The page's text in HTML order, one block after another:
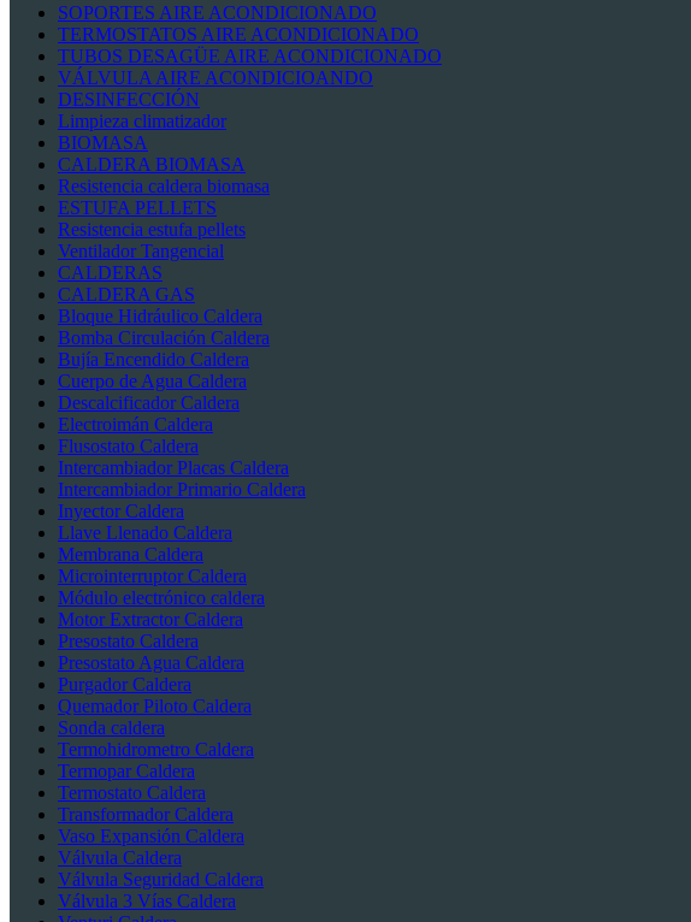
SOPORTES AIRE ACONDICIONADO
TERMOSTATOS AIRE ACONDICIONADO
TUBOS DESAGÜE AIRE ACONDICIONADO
VÁLVULA AIRE ACONDICIOANDO
DESINFECCIÓN
Limpieza climatizador
BIOMASA
CALDERA BIOMASA
Resistencia caldera biomasa
ESTUFA PELLETS
Resistencia estufa pellets
Ventilador Tangencial
CALDERAS
CALDERA GAS
Bloque Hidráulico Caldera
Bomba Circulación Caldera
Bujía Encendido Caldera
Cuerpo de Agua Caldera
Descalcificador Caldera
Electroimán Caldera
Flusostato Caldera
Intercambiador Placas Caldera
Intercambiador Primario Caldera
Inyector Caldera
Llave Llenado Caldera
Membrana Caldera
Microinterruptor Caldera
Módulo electrónico caldera
Motor Extractor Caldera
Presostato Caldera
Presostato Agua Caldera
Purgador Caldera
Quemador Piloto Caldera
Sonda caldera
Termohidrometro Caldera
Termopar Caldera
Termostato Caldera
Transformador Caldera
Vaso Expansión Caldera
Válvula Caldera
Válvula Seguridad Caldera
Válvula 3 Vías Caldera